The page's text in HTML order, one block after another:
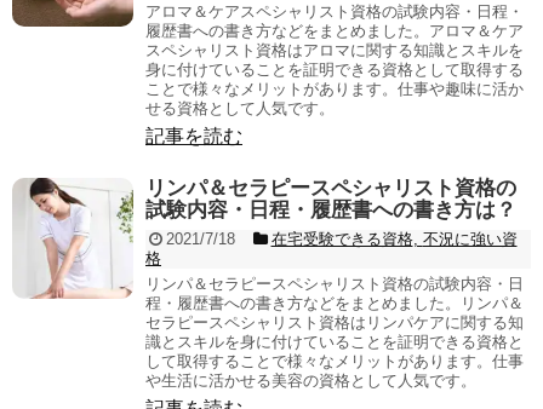
アロマ＆ケアスペシャリスト資格の試験内容・日程・
履歴書への書き方などをまとめました。アロマ＆ケア
スペシャリスト資格はアロマに関する知識とスキルを
身に付けていることを証明できる資格として取得する
ことで様々なメリットがあります。仕事や趣味に活か
せる資格として人気です。
記事を読む
リンパ＆セラピースペシャリスト資格の
試験内容・日程・履歴書への書き方は？
2021/7/18 在宅受験できる資格, 不況に強い資
格
リンパ＆セラピースペシャリスト資格の試験内容・日
程・履歴書への書き方などをまとめました。リンパ＆
セラピースペシャリスト資格はリンパケアに関する知
識とスキルを身に付けていることを証明できる資格と
して取得することで様々なメリットがあります。仕事
や生活に活かせる美容の資格として人気です。